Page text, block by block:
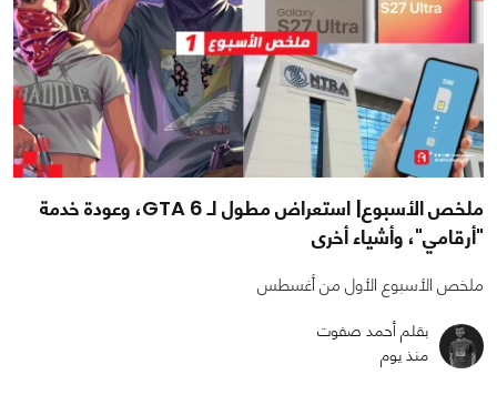
ملخص الأسبوع| استعراض مطول لـ GTA 6، وعودة خدمة
"أرقامي"، وأشياء أخرى
ملخص الأسبوع الأول من أغسطس
بقلم أحمد صفوت
منذ يوم